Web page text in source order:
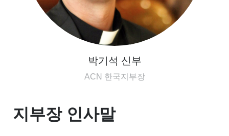
박기석 신부
ACN 한국지부장
지부장 인사말